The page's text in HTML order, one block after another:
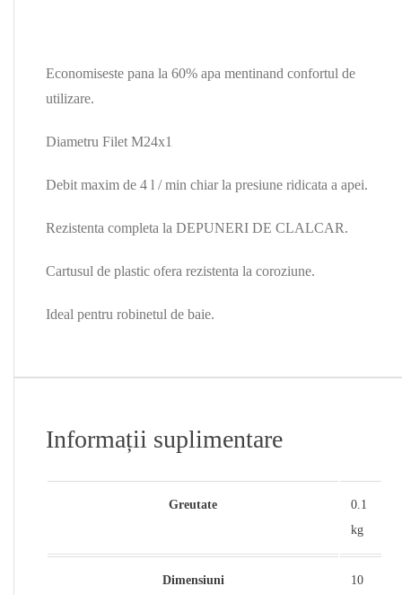
Economiseste pana la 60% apa mentinand confortul de
utilizare.
Diametru Filet M24x1
Debit maxim de 4 l / min chiar la presiune ridicata a apei.
Rezistenta completa la DEPUNERI DE CLALCAR.
Cartusul de plastic ofera rezistenta la coroziune.
Ideal pentru robinetul de baie.
Informații suplimentare
Greutate
0.1
kg
Dimensiuni 10